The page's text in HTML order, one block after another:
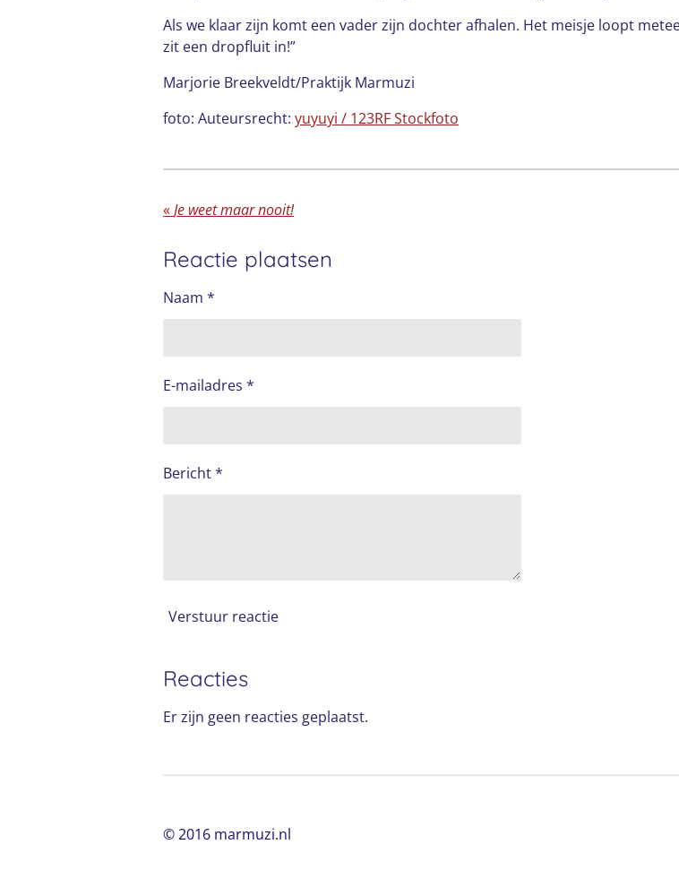
Als we klaar zijn komt een vader zijn dochter afhalen. Het meisje loopt
zit een dropfluit in!”
Marjorie Breekveldt/Praktijk Marmuzi
foto: Auteursrecht: yuyuyi / 123RF Stockfoto
«Je weet maar nooit!
Reactie plaatsen
Naam *
E-mailadres *
Bericht *
Verstuur reactie
Reacties
Er zijn geen reacties geplaatst.
© 2016 marmuzi.nl